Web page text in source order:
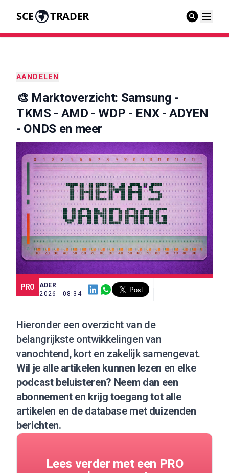
SCE TRADER
AANDELEN
🎨 Marktoverzicht: Samsung -
TKMS - AMD - WDP - ENX - ADYEN
- ONDS en meer
PRO
SCE TRADER
7 JUL. 2026 - 08:34
Hieronder een overzicht van de
belangrijkste ontwikkelingen van
vanochtend, kort en zakelijk samengevat.
Wil je alle artikelen kunnen lezen en elke
podcast beluisteren? Neem dan een
abonnementen krijg toegang tot alle
artikelen en de database met duizenden
berichten.
Lees verder met een PRO